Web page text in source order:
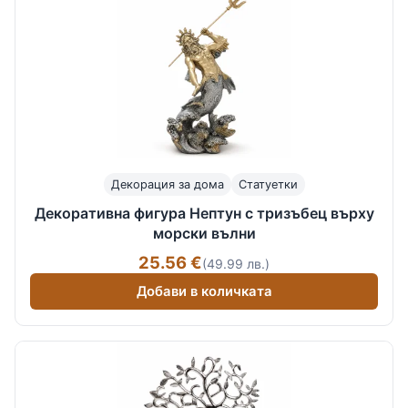
Декорация за дома Статуетки
Декоративна фигура Нептун с тризъбец върху
морски вълни
25.56 €(49.99 лв.)
Добави в количката